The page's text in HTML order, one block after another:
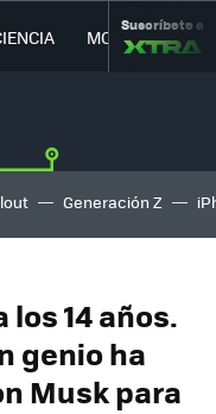
MOVILIDAD
Suscríbete a
Generación Z
14 años.
genio ha
Musk para